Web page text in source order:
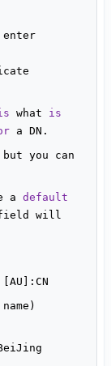
enter
what is
you can
a default
will
name)